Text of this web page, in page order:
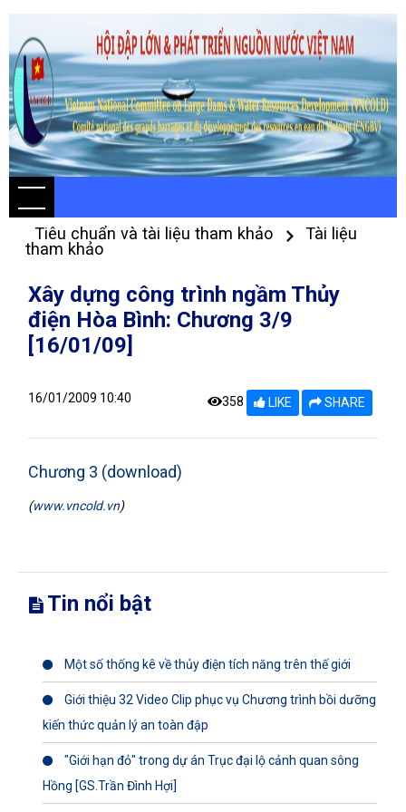
Tiêu chuẩn và tài liệu tham khảo
Tài liệu
tham khảo
Xây dựng công trình ngầm Thủy
điện Hòa Bình: Chương 3/9
[16/01/09]
16/01/2009 10:40 358 LIKE SHARE
Chương 3 (download)
(www.vncold.vn)
Tin nổi bật
Một số thống kê về thủy điện tích năng trên thế giới
Giới thiệu 32 Video Clip phục vụ Chương trình bồi dưỡng
kiến thức quản lý an toàn đập
"Giới hạn đỏ" trong dự án Trục đại lộ cảnh quan sông
Hồng [GS.Trần Đình Hợi]